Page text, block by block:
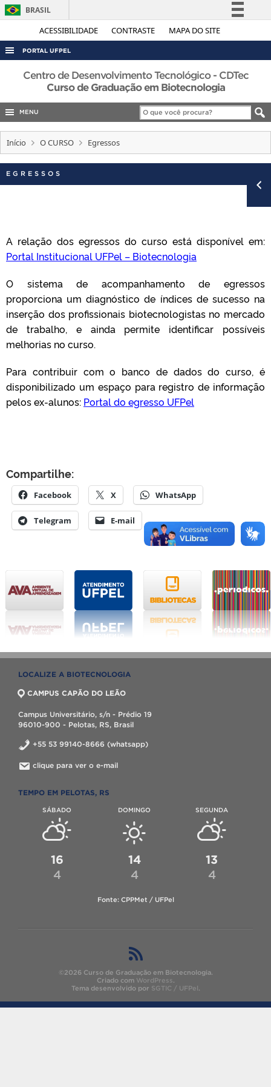
ACESSIBILIDADE CONTRASTE MAPA DO SITE
BRASIL
Simplifique!
Acesso à informação
Legislação
Canais
PORTAL UFPEL
ACESSO À INFORMAÇÃO
AUDITORIA
COBALTO
CONCURSOS
EDITAIS
INTERNACIONAL
Centro de Desenvolvimento Tecnológico - CDTec
Curso de Graduação em Biotecnologia
MENU
Início O CURSO Egressos
EGRESSOS
A relação dos egressos do curso está disponível em:
Portal Institucional UFPel – Biotecnologia
O sistema de acompanhamento de egressos
proporciona um diagnóstico de índices de sucesso na
inserção dos profissionais biotecnologistas no mercado
de trabalho, e ainda permite identificar possíveis
melhorias no curso.
Para contribuir com o banco de dados do curso, é
disponibilizado um espaço para registro de informação
pelos ex-alunos: Portal do egresso UFPel
Compartilhe:
Facebook X WhatsApp
Telegram E-mail
LOCALIZE A BIOTECNOLOGIA
CAMPUS CAPÃO DO LEÃO
Campus Universitário, s/n - Prédio 19
96010-900 - Pelotas, RS, Brasil
+55 53 99140-8666 (whatsapp)
clique para ver o e-mail
TEMPO EM PELOTAS, RS
SÁBADO
16
4
DOMINGO
14
4
SEGUNDA
13
4
Fonte: CPPMet / UFPel
©2026 Curso de Graduação em Biotecnologia.
Criado com WordPress.
Tema desenvolvido por SGTIC / UFPel.